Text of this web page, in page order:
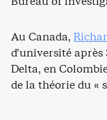
Au Canada,
d’université
Delta, en
de la théorie du «